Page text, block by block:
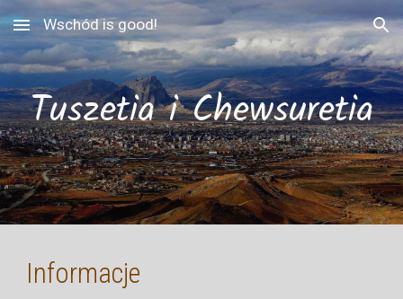
Skip to main content Skip to navigation
Wschód is good!
Tuszetia i Chewsuretia
Informacje